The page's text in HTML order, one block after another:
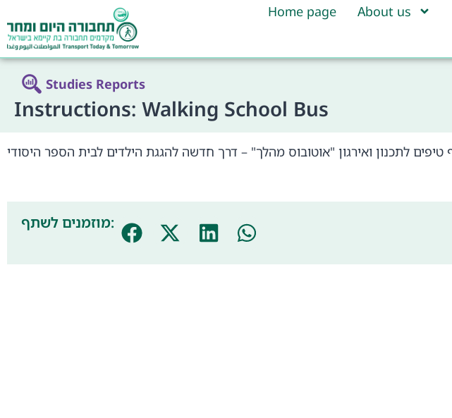
Home page About us
Studies Reports
Instructions: Walking School Bus
מוזמנים לשתף: